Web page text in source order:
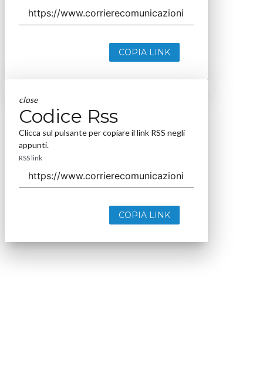
COPIA LINK
close
Codice Rss
Clicca sul pulsante per copiare il link RSS negli
appunti.
RSS link
COPIA LINK